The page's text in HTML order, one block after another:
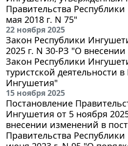
Правительства
мая 2018 г. N 75"
22 ноября 2025
Закон Республики
2025 г. N 30-РЗ "О
Закон Республики
туристской деятельности
Ингушетия"
15 ноября 2025
Постановление
Ингушетия от 5 ноября
внесении изменений в
Правительства